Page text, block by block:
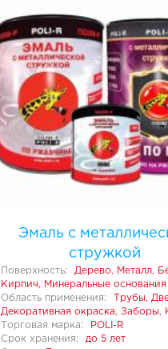
Эмаль с
стружкой
Поверхность:
Дерево, Металл,
Кирпич, Минеральные основания
Область применения:
Трубы,
Декоративная окраска, Заборы,
Торговая марка:
POLI-R
Срок хранения:
до 5 лет